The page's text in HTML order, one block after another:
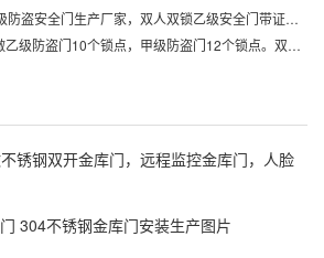
上一篇：档案室订购4级3级防盗安全门生产厂家，双人双锁乙级安全门带证书提供甲方案例
下一篇：某学校保密室订做乙级防盗门10个锁点，甲级防盗门12个锁点。双人双锁防盗门产品
锈钢双开金库门，远程监控金库门，人脸
304不锈钢金库门安装生产图片